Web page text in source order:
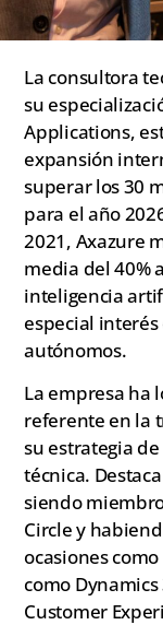
La consultora
su
Applications,
expansión
superar los 30
para el año
2021, Axazure
media del 40%
inteligencia
especial
autónomos.
La empresa ha
referente en la
su estrategia
técnica.
siendo
Circle y
ocasiones
como
Customer